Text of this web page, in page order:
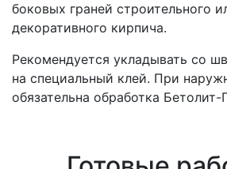
боковых граней строительного
декоративного кирпича.
Рекомендуется укладывать со
на специальный клей. При
обязательна обработка